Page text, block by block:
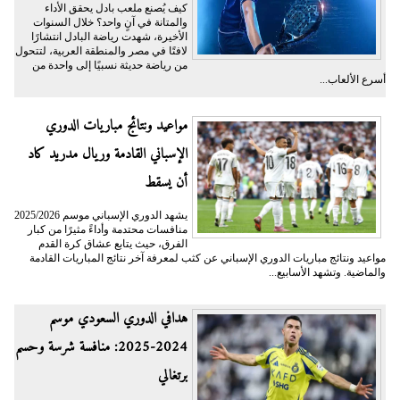
كيف يُصنع ملعب بادل يحقق الأداء
والمتانة في آنٍ واحد؟ خلال السنوات
الأخيرة، شهدت رياضة البادل انتشارًا
لافتًا في مصر والمنطقة العربية، لتتحول
من رياضة حديثة نسبيًا إلى واحدة من
أسرع الألعاب...
مواعيد ونتائج مباريات الدوري
الإسباني القادمة وريال مدريد كاد
أن يسقط
يشهد الدوري الإسباني موسم 2025/2026
منافسات محتدمة وأداءً مثيرًا من كبار
الفرق، حيث يتابع عشاق كرة القدم
مواعيد ونتائج مباريات الدوري الإسباني عن كثب لمعرفة آخر نتائج المباريات القادمة
والماضية. وتشهد الأسابيع...
هدافي الدوري السعودي موسم
2024-2025: منافسة شرسة وحسم
برتغالي